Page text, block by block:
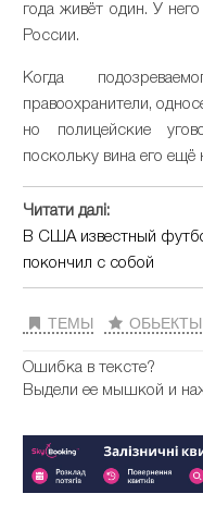
года живёт один. У
России.
Когда
правоохранители,
но полицейские
поскольку вина его ещё
Читати далі:
В США известный
покончил с собой
ТЕМЫ ОБЬЕКТЫ
Ошибка в тексте?
Выдели ее мышкой и